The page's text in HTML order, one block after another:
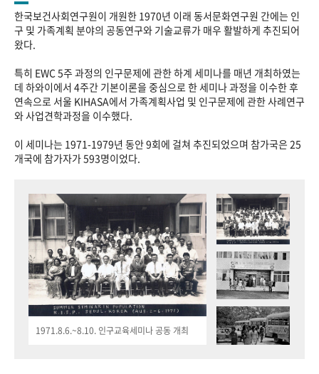
한국보건사회연구원이 개원한 1970년 이래 동서문화연구원 간에는 인
구 및 가족계획 분야의 공동연구와 기술교류가 매우 활발하게 추진되어
왔다.
특히 EWC 5주 과정의 인구문제에 관한 하계 세미나를 매년 개최하였는
데 하와이에서 4주간 기본이론을 중심으로 한 세미나 과정을 이수한 후
연속으로 서울 KIHASA에서 가족계획사업 및 인구문제에 관한 사례연구
와 사업견학과정을 이수했다.
이 세미나는 1971-1979년 동안 9회에 걸쳐 추진되었으며 참가국은 25
개국에 참가자가 593명이었다.
1971.8.6.~8.10. 인구교육세미나 공동 개최